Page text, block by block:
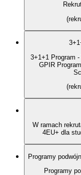
3+1+1 Program
GPIR
W ramach
4EU+ dla
Programy
Programy